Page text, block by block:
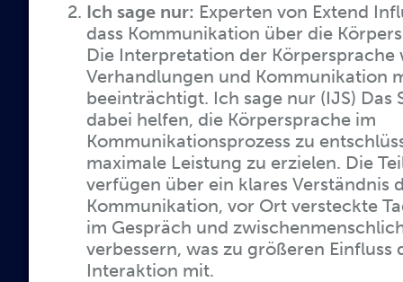
Ich sage nur: Experten von Extend
dass Kommunikation über die
Die Interpretation der Körpersprache
Verhandlungen und Kommunikation
beeinträchtigt. Ich sage nur (IJS) Das
dabei helfen, die Körpersprache im
Kommunikationsprozess zu
maximale Leistung zu erzielen. Die
verfügen über ein klares Verständnis
Kommunikation, vor Ort versteckte
im Gespräch und
verbessern, was zu größeren Einfluss
Interaktion mit.